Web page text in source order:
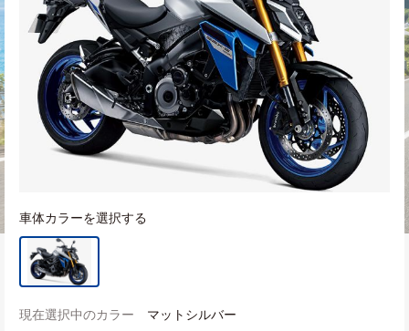
車体カラーを選択する
現在選択中のカラー マットシルバー